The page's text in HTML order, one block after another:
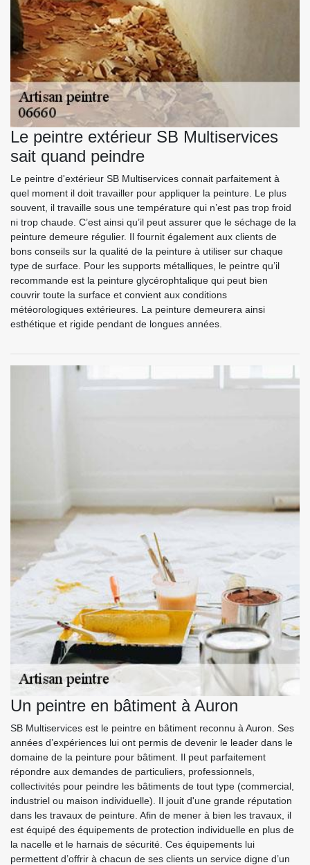
Le peintre extérieur SB Multiservices
sait quand peindre
Le peintre d'extérieur SB Multiservices connait parfaitement à
quel moment il doit travailler pour appliquer la peinture. Le plus
souvent, il travaille sous une température qui n’est pas trop froid
ni trop chaude. C’est ainsi qu’il peut assurer que le séchage de la
peinture demeure régulier. Il fournit également aux clients de
bons conseils sur la qualité de la peinture à utiliser sur chaque
type de surface. Pour les supports métalliques, le peintre qu’il
recommande est la peinture glycérophtalique qui peut bien
couvrir toute la surface et convient aux conditions
météorologiques extérieures. La peinture demeurera ainsi
esthétique et rigide pendant de longues années.
Un peintre en bâtiment à Auron
SB Multiservices est le peintre en bâtiment reconnu à Auron. Ses
années d’expériences lui ont permis de devenir le leader dans le
domaine de la peinture pour bâtiment. Il peut parfaitement
répondre aux demandes de particuliers, professionnels,
collectivités pour peindre les bâtiments de tout type (commercial,
industriel ou maison individuelle). Il jouit d'une grande réputation
dans les travaux de peinture. Afin de mener à bien les travaux, il
est équipé des équipements de protection individuelle en plus de
la nacelle et le harnais de sécurité. Ces équipements lui
permettent d’offrir à chacun de ses clients un service digne d’un